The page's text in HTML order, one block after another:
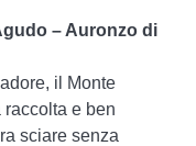
– Auronzo di
il Monte
raccolta e ben
sciare senza